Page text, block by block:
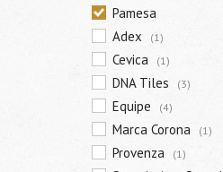
Pamesa
Adex
(1)
Cevica (1)
DNA Tiles (3)
Equipe (4)
Marca Corona (1)
Provenza (1)